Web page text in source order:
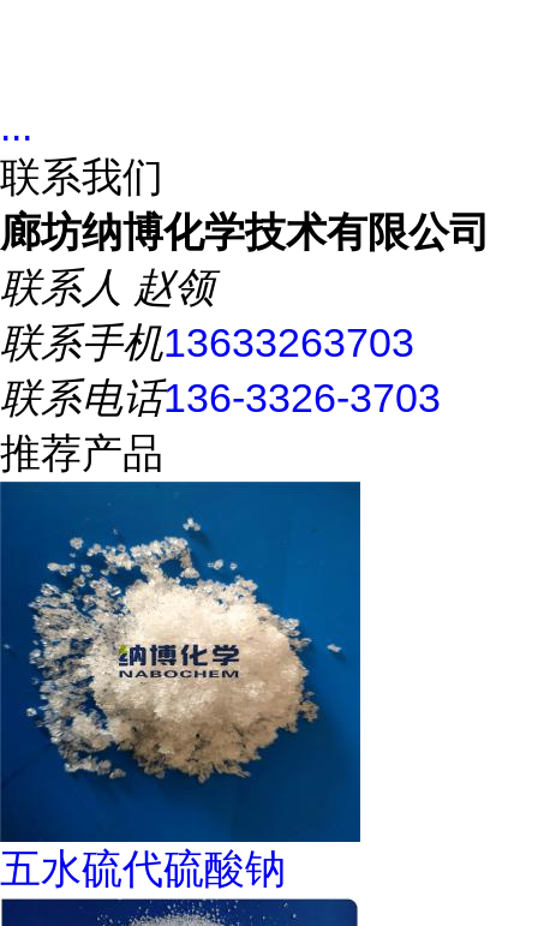
...
联系我们
廊坊纳博化学技术有限公司
联系人 赵领
联系手机13633263703
联系电话136-3326-3703
推荐产品
五水硫代硫酸钠